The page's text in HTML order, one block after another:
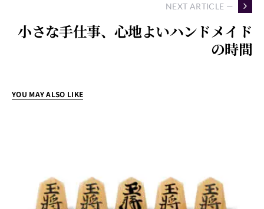
NEXT ARTICLE —
小さな手仕事、心地よいハンドメイド
の時間
YOU MAY ALSO LIKE